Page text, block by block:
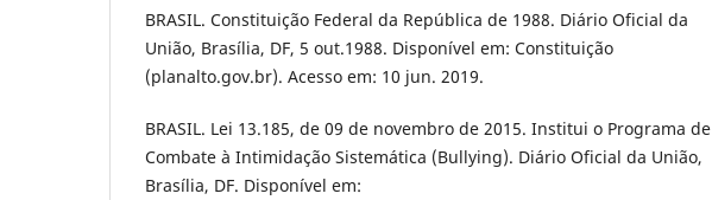
BRASIL. Constituição Federal da República de 1988. Diário Oficial da
União, Brasília, DF, 5 out.1988. Disponível em: Constituição
(planalto.gov.br). Acesso em: 10 jun. 2019.
BRASIL. Lei 13.185, de 09 de novembro de 2015. Institui o Programa de
Combate à Intimidação Sistemática (Bullying). Diário Oficial da União,
Brasília, DF. Disponível em: